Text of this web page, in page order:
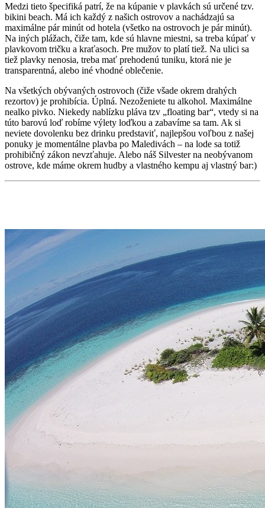
Medzi tieto špecifiká patrí, že na kúpanie v plavkách sú určené tzv.
bikini beach. Má ich každý z našich ostrovov a nachádzajú sa
maximálne pár minút od hotela (všetko na ostrovoch je pár minút).
Na iných plážach, čiže tam, kde sú hlavne miestni, sa treba kúpať v
plavkovom tričku a kraťasoch. Pre mužov to platí tiež. Na ulici sa
tiež plavky nenosia, treba mať prehodenú tuniku, ktorá nie je
transparentná, alebo iné vhodné oblečenie.
Na všetkých obývaných ostrovoch (čiže všade okrem drahých
rezortov) je prohibícia. Úplná. Nezoženiete tu alkohol. Maximálne
nealko pivko. Niekedy nablízku pláva tzv „floating bar“, vtedy si na
túto barovú loď robíme výlety loďkou a zabavíme sa tam. Ak si
neviete dovolenku bez drinku predstaviť, najlepšou voľbou z našej
ponuky je momentálne plavba po Maledivách – na lode sa totiž
prohibičný zákon nevzťahuje. Alebo náš Silvester na neobývanom
ostrove, kde máme okrem hudby a vlastného kempu aj vlastný bar:)